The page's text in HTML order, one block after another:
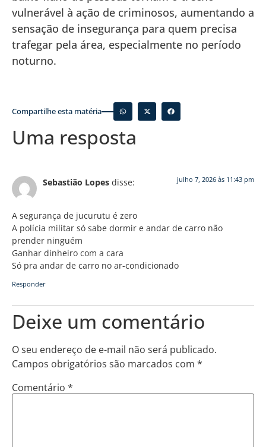
vulnerável à ação de criminosos, aumentando a
sensação de insegurança para quem precisa
trafegar pela área, especialmente no período
noturno.
Compartilhe esta matéria
Uma resposta
Sebastião Lopes disse: julho 7, 2026 às 11:43 pm
A segurança de jucurutu é zero
A polícia militar só sabe dormir e andar de carro não
prender ninguém
Ganhar dinheiro com a cara
Só pra andar de carro no ar-condicionado
Responder
Deixe um comentário
O seu endereço de e-mail não será publicado.
Campos obrigatórios são marcados com *
Comentário *